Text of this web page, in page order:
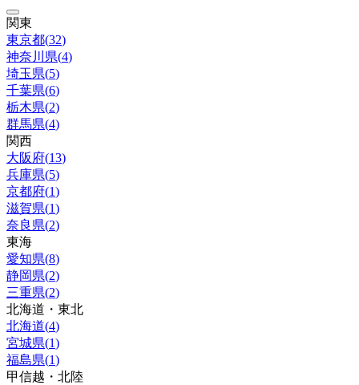
関東
東京都(32)
神奈川県(4)
埼玉県(5)
千葉県(6)
栃木県(2)
群馬県(4)
関西
大阪府(13)
兵庫県(5)
京都府(1)
滋賀県(1)
奈良県(2)
東海
愛知県(8)
静岡県(2)
三重県(2)
北海道・東北
北海道(4)
宮城県(1)
福島県(1)
甲信越・北陸